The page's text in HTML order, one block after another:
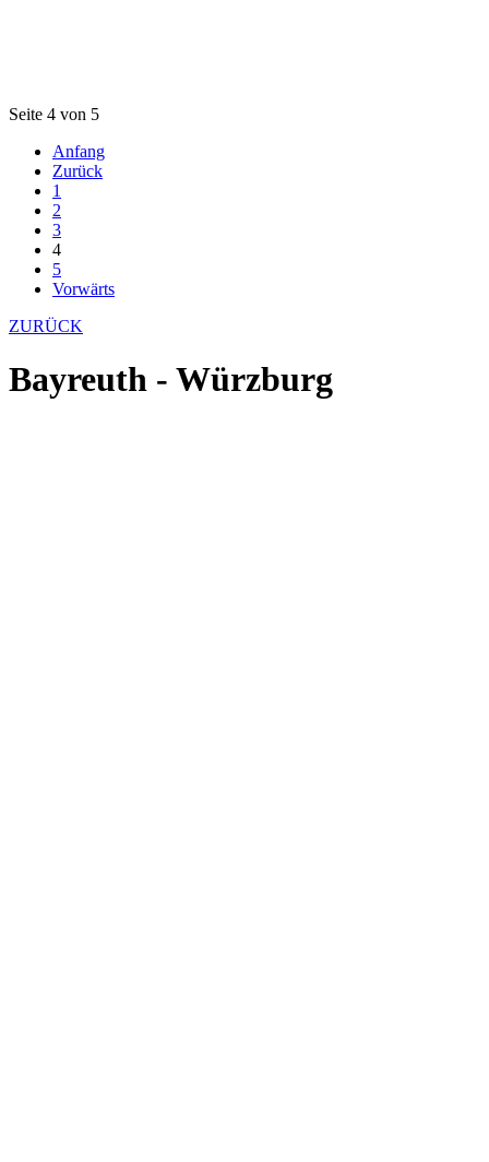
Seite 4 von 5
Anfang
Zurück
1
2
3
4
5
Vorwärts
ZURÜCK
Bayreuth - Würzburg